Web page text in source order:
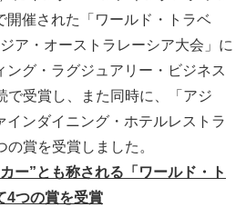
開催された「ワールド・トラベ
ア・オーストラレーシア大会」に
ング・ラグジュアリー・ビジネス
で受賞し、また同時に、「アジ
インダイニング・ホテルレストラ
賞を受賞しました。
ー”とも称される「ワールド・ト
4つの賞を受賞